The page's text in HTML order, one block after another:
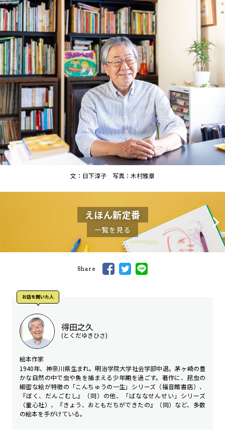
文：日下淳子 写真：木村雅章
えほん新定番
一覧を見る
Share
お話を聞いた⼈
得田之久
(とくだゆきひさ)
絵本作家
1940年、神奈川県生まれ。明治学院大学社会学部中退。茅ヶ崎の豊
かな自然の中で虫や魚を捕まえる少年期を過ごす。著作に、昆虫の
細密な絵が特徴の「こんちゅうの一生」シリーズ（福音館書店）、
『ぼく、だんごむし』（同）の他、「ばななせんせい」シリーズ
（童心社）、『きょう、おともだちができたの』（同）など、多数
の絵本を手がけている。